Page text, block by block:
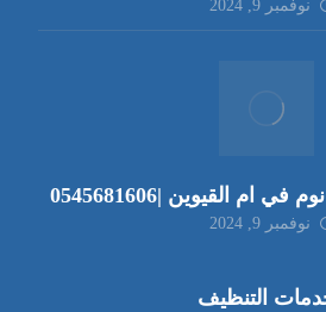
نوفمبر 9, 2024
القيوين |0545681606
نوفمبر 9, 2024
التنظيف